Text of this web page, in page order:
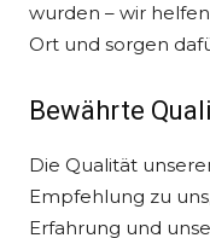
wurden – wir
Ort und sorgen
Bewährte
Die Qualität
Empfehlung zu
Erfahrung und